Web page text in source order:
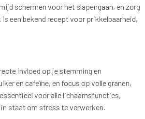
schermen voor het slapengaan, en zorg
een bekend recept voor prikkelbaarheid,
invloed op je stemming en
en cafeïne, en focus op volle granen,
voor alle lichaamsfuncties,
staat om stress te verwerken.